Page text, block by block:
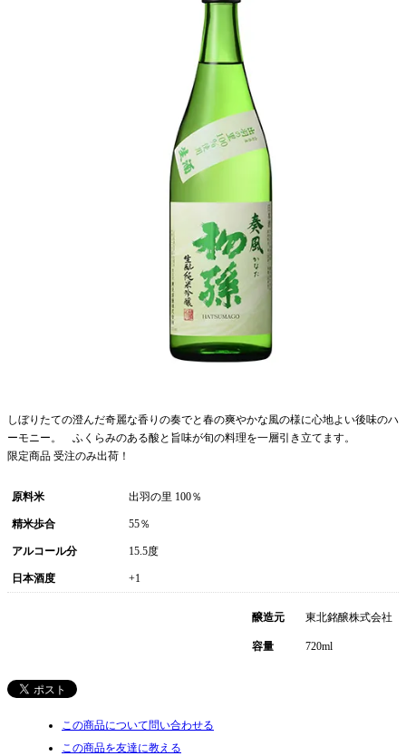
しぼりたての澄んだ奇麗な香りの奏でと春の爽やかな風の様に心地よい後味のハ
ーモニー。 ふくらみのある酸と旨味が旬の料理を一層引き立てます。
限定商品 受注のみ出荷！
原料米 出羽の里 100％
精米歩合 55％
アルコール分 15.5度
日本酒度 +1
醸造元 東北銘醸株式会社
容量 720ml
この商品について問い合わせる
この商品を友達に教える